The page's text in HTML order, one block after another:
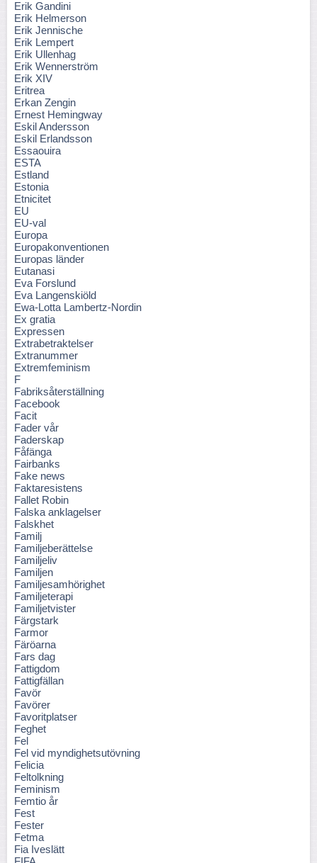
Erik Gandini
Erik Helmerson
Erik Jennische
Erik Lempert
Erik Ullenhag
Erik Wennerström
Erik XIV
Eritrea
Erkan Zengin
Ernest Hemingway
Eskil Andersson
Eskil Erlandsson
Essaouira
ESTA
Estland
Estonia
Etnicitet
EU
EU-val
Europa
Europakonventionen
Europas länder
Eutanasi
Eva Forslund
Eva Langenskiöld
Ewa-Lotta Lambertz-Nordin
Ex gratia
Expressen
Extrabetraktelser
Extranummer
Extremfeminism
F
Fabriksåterställning
Facebook
Facit
Fader vår
Faderskap
Fåfänga
Fairbanks
Fake news
Faktaresistens
Fallet Robin
Falska anklagelser
Falskhet
Familj
Familjeberättelse
Familjeliv
Familjen
Familjesamhörighet
Familjeterapi
Familjetvister
Färgstark
Farmor
Färöarna
Fars dag
Fattigdom
Fattigfällan
Favör
Favörer
Favoritplatser
Feghet
Fel
Fel vid myndighetsutövning
Felicia
Feltolkning
Feminism
Femtio år
Fest
Fester
Fetma
Fia Iveslätt